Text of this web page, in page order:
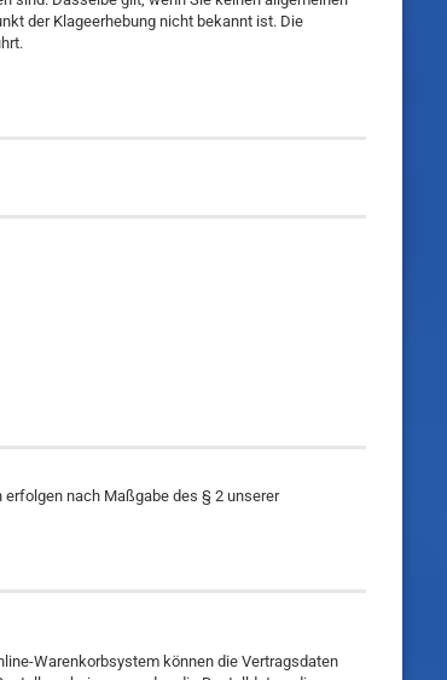
der Klageerhebung nicht bekannt ist. Die
nach Maßgabe des § 2 unserer
Warenkorbsystem können die Vertragsdaten